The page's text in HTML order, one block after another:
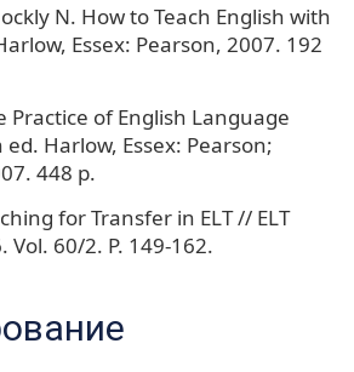
N. How to Teach English with
Essex: Pearson, 2007. 192
Practice of English Language
Harlow, Essex: Pearson;
448 p.
for Transfer in ELT // ELT
Vol. 60/2. P. 149-162.